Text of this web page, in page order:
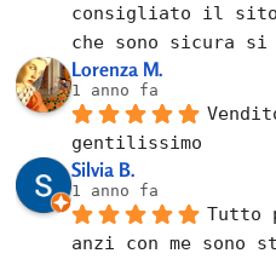
consigliato il sito
che sono sicura si
Lorenza M.
1 anno fa
gentilissimo
Silvia B.
1 anno fa
Tutto
anzi con me sono